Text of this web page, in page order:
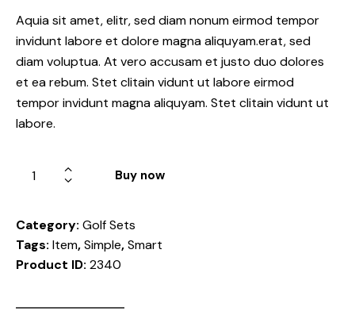
Aquia sit amet, elitr, sed diam nonum eirmod tempor
invidunt labore et dolore magna aliquyam.erat, sed
diam voluptua. At vero accusam et justo duo dolores
et ea rebum. Stet clitain vidunt ut labore eirmod
tempor invidunt magna aliquyam. Stet clitain vidunt ut
labore.
Buy now
Category: Golf Sets
Tags: Item,Simple,Smart
Product ID: 2340